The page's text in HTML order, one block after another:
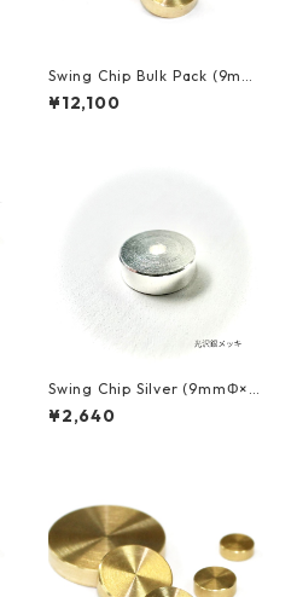
Swing Chip Bulk Pack (9mm
Φ×3mm) Standardサイズ10
個入りセット スイングチップ
¥12,100
Swing Chip Silver (9mmΦ×3
mm) スイングチップ
¥2,640